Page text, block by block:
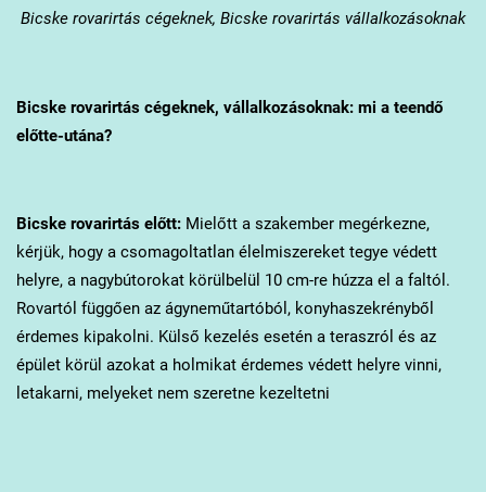
Bicske rovarirtás cégeknek, Bicske rovarirtás vállalkozásoknak
Bicskerovarirtás cégeknek, vállalkozásoknak: mi a teendő
előtte-utána?
Bicskerovarirtás előtt:Mielőtt a szakember megérkezne,
kérjük, hogy a csomagoltatlan élelmiszereket tegye védett
helyre, a nagybútorokat körülbelül 10 cm-re húzza el a faltól.
Rovartól függően az ágyneműtartóból, konyhaszekrényből
érdemes kipakolni. Külső kezelés esetén a teraszról és az
épület körül azokat a holmikat érdemes védett helyre vinni,
letakarni, melyeket nem szeretne kezeltetni